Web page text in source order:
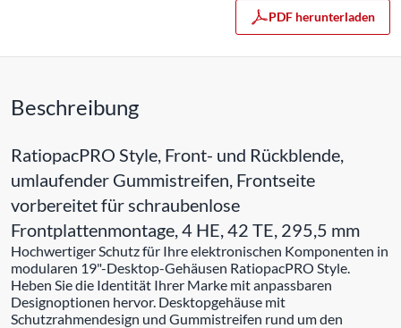
PDF herunterladen
Beschreibung
RatiopacPRO Style, Front- und Rückblende,
umlaufender Gummistreifen, Frontseite
vorbereitet für schraubenlose
Frontplattenmontage, 4 HE, 42 TE, 295,5 mm
Hochwertiger Schutz für Ihre elektronischen Komponenten in
modularen 19"-Desktop-Gehäusen RatiopacPRO Style.
Heben Sie die Identität Ihrer Marke mit anpassbaren
Designoptionen hervor. Desktopgehäuse mit
Schutzrahmendesign und Gummistreifen rund um den